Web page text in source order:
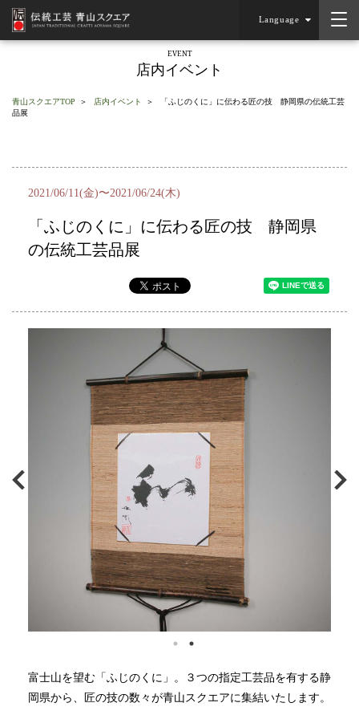
Language
EVENT
店内イベント
青山スクエアTOP 店内イベント
「ふじのくに」に伝わる匠の技 静岡県の伝統工芸
品展
2021/06/11(金)〜2021/06/24(木)
「ふじのくに」に伝わる匠の技 静岡県
の伝統工芸品展
富士山を望む「ふじのくに」。３つの指定工芸品を有する静
岡県から、匠の技の数々が青山スクエアに集結いたします。